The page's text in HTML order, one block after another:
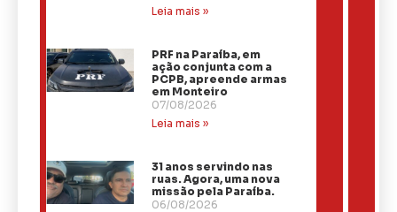
Leia mais »
PRF na Paraíba, em
ação conjunta com a
PCPB, apreende armas
em Monteiro
07/08/2026
Leia mais »
31 anos servindo nas
ruas. Agora, uma nova
missão pela Paraíba.
06/08/2026